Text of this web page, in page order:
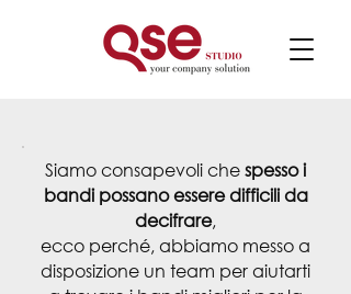
Siamo consapevoli chespesso i
bandi possano essere difficili da
decifrare,
ecco perché, abbiamo messo a
disposizione un team per aiutarti